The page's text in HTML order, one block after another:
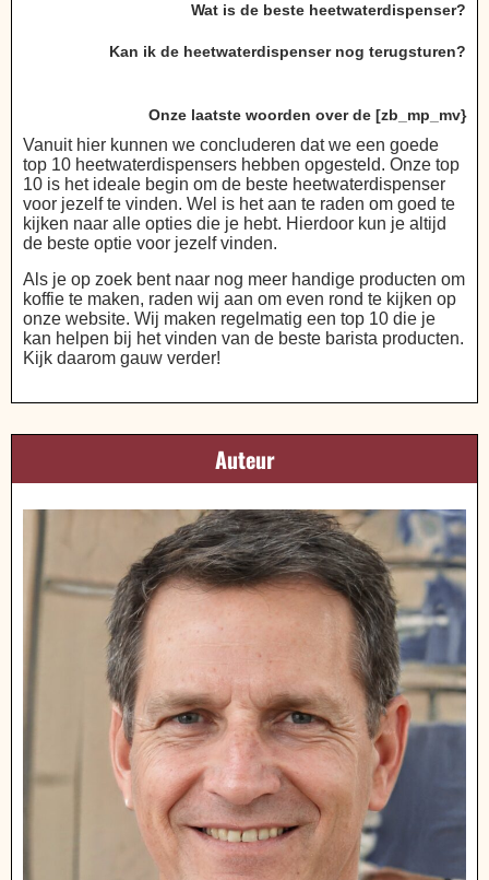
Wat is de beste heetwaterdispenser?
Kan ik de heetwaterdispenser nog terugsturen?
Onze laatste woorden over de [zb_mp_mv}
Vanuit hier kunnen we concluderen dat we een goede
top 10 heetwaterdispensers hebben opgesteld. Onze top
10 is het ideale begin om de beste heetwaterdispenser
voor jezelf te vinden. Wel is het aan te raden om goed te
kijken naar alle opties die je hebt. Hierdoor kun je altijd
de beste optie voor jezelf vinden.
Als je op zoek bent naar nog meer handige producten om
koffie te maken, raden wij aan om even rond te kijken op
onze website. Wij maken regelmatig een top 10 die je
kan helpen bij het vinden van de beste barista producten.
Kijk daarom gauw verder!
Auteur